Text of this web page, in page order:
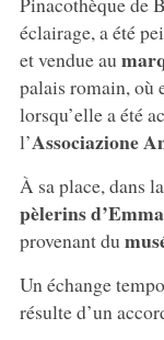
éclairage, a été
et vendue au
palais romain, où
lorsqu’elle a été
l’Associazione
À sa place, dans
pèlerins
provenant du
Un échange
résulte d’un